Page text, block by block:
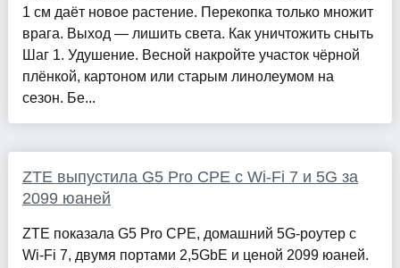
1 см даёт новое растение. Перекопка только множит
врага. Выход — лишить света. Как уничтожить сныть
Шаг 1. Удушение. Весной накройте участок чёрной
плёнкой, картоном или старым линолеумом на
сезон. Бе...
ZTE выпустила G5 Pro CPE с Wi-Fi 7 и 5G за
2099 юаней
ZTE показала G5 Pro CPE, домашний 5G-роутер с
Wi‑Fi 7, двумя портами 2,5GbE и ценой 2099 юаней.